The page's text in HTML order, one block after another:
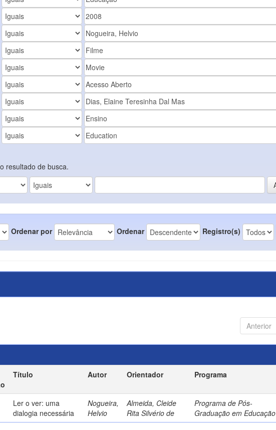
resultado de busca.
Ordenar por Ordenar Registro(s)
Anterior
Título Autor Orientador Programa
Ler o ver: uma
dialogia necessária
Nogueira,
Helvio
Almeida, Cleide
Rita Silvério de
Programa de Pós-
Graduação em Educação